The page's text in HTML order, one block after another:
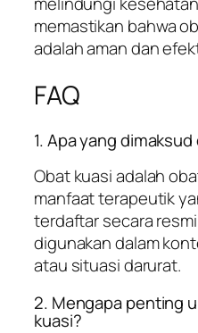
memastikan bahwa
adalah aman dan
FAQ
1. Apa yang
Obat kuasi adalah
manfaat terapeutik
terdaftar secara
digunakan dalam
atau situasi darurat.
2. Mengapa penting
kuasi?